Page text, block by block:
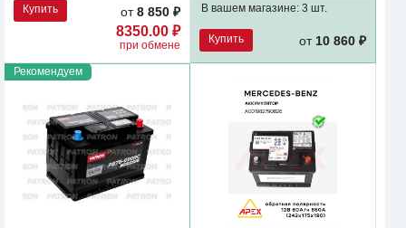
Купить от8 850 ₽
8350.00 ₽
при обмене
В вашем магазине: 3 шт.
Купить от 10 860 ₽
Рекомендуем